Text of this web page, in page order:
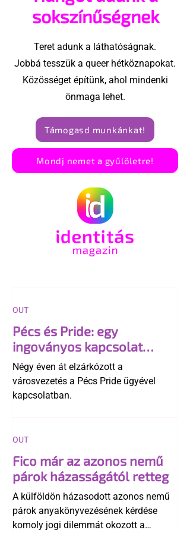
az eseményt- a BBC
ezért törölte vele az
interjút
sokszínűségnek
Teret adunk a láthatóságnak.
Jobbá tesszük a queer hétköznapokat.
Közösséget építünk, ahol mindenki
önmaga lehet.
Támogasd munkánkat!
Mondj nemet a gyűlöletre!
Pécs és Pride: egy
ingoványos kapcsolat
története
Négy éven át elzárkózott a
városvezetés a Pécs Pride ügyével
kapcsolatban.
OUT
Fico már az azonos nemű
párok házasságától retteg
A külföldön házasodott azonos nemű
párok anyakönyvezésének kérdése
komoly jogi dilemmát okozott a
OUT